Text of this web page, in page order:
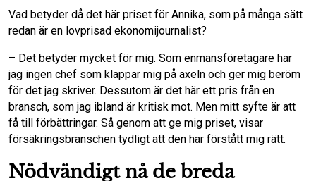
Vad betyder då det här priset för Annika, som på många sätt
redan är en lovprisad ekonomijournalist?
– Det betyder mycket för mig. Som enmansföretagare har
jag ingen chef som klappar mig på axeln och ger mig beröm
för det jag skriver. Dessutom är det här ett pris från en
bransch, som jag ibland är kritisk mot. Men mitt syfte är att
få till förbättringar. Så genom att ge mig priset, visar
försäkringsbranschen tydligt att den har förstått mig rätt.
Nödvändigt nå de breda